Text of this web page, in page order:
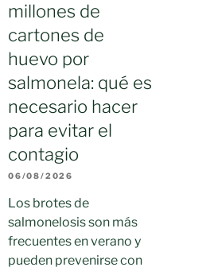
millones de
cartones de
huevo por
salmonela: qué es
necesario hacer
para evitar el
contagio
06/08/2026
Los brotes de
salmonelosis son más
frecuentes en verano y
pueden prevenirse con